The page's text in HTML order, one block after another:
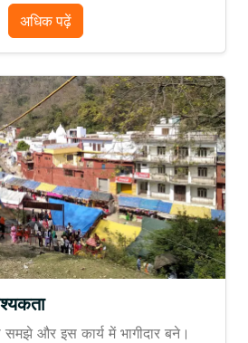
अधिक पढ़ें
और इस कार्य में भागीदार बने।